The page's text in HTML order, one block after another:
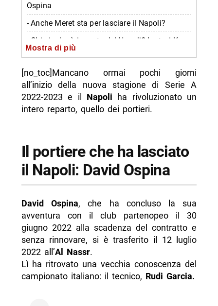
Ospina
- Anche Meret sta per lasciare il Napoli?
- Chi giocherà in porta del Napoli? Ipotesi Kepa
- Non solo Kepa, c’è anche Navas tra i
candidati per la porta del Napoli
-- Scopri di più da Napolike.it
Mostra di più
[no_toc]Mancano ormai pochi giorni
all’inizio della nuova stagione di Serie A
2022-2023 e il Napoli ha rivoluzionato un
intero reparto, quello dei portieri.
Il portiere che ha lasciato
il Napoli: David Ospina
David Ospina, che ha concluso la sua
avventura con il club partenopeo il 30
giugno 2022 alla scadenza del contratto e
senza rinnovare, si è trasferito il 12 luglio
2022 all’Al Nassr.
Lì ha ritrovato una vecchia conoscenza del
campionato italiano: il tecnico, Rudi Garcia.